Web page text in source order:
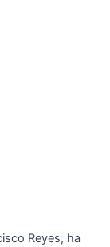
Reyes, ha